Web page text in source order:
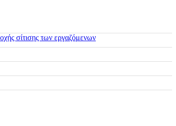
σίτισης των εργαζόμενων